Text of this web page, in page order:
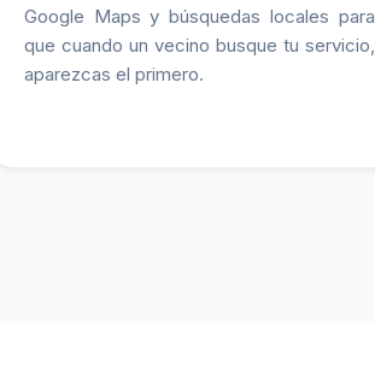
Google Maps y búsquedas locales para
que cuando un vecino busque tu servicio,
aparezcas el primero.